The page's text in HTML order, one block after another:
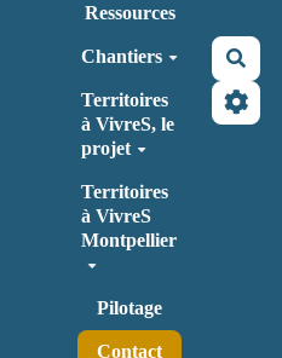
Ressources
Chantiers
Territoires
à VivreS, le
projet
Territoires
à VivreS
Montpellier
Pilotage
Contact